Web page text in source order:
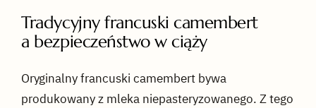
Tradycyjny francuski camembert
a bezpieczeństwo w ciąży
Oryginalny francuski camembert bywa
produkowany z mleka niepasteryzowanego. Z tego